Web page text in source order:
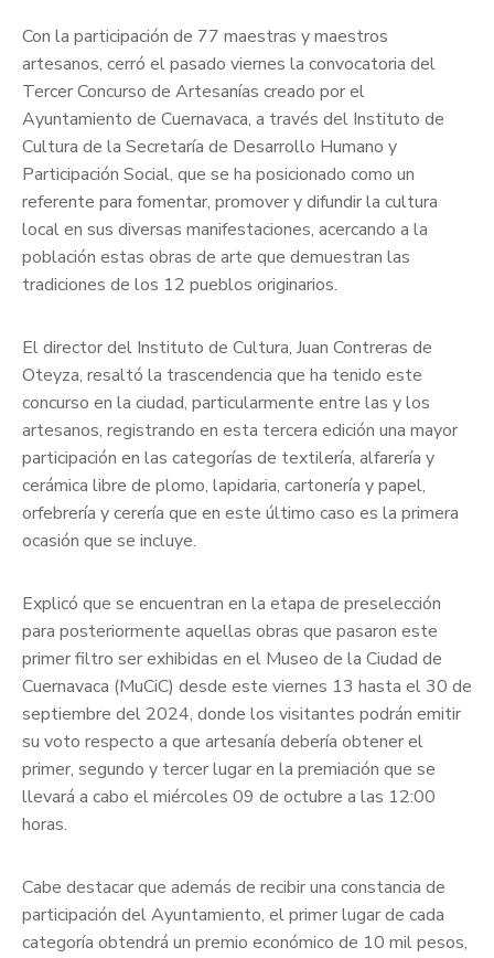
Con la participación de 77 maestras y maestros
artesanos, cerró el pasado viernes la convocatoria del
Tercer Concurso de Artesanías creado por el
Ayuntamiento de Cuernavaca, a través del Instituto de
Cultura de la Secretaría de Desarrollo Humano y
Participación Social, que se ha posicionado como un
referente para fomentar, promover y difundir la cultura
local en sus diversas manifestaciones, acercando a la
población estas obras de arte que demuestran las
tradiciones de los 12 pueblos originarios.
El director del Instituto de Cultura, Juan Contreras de
Oteyza, resaltó la trascendencia que ha tenido este
concurso en la ciudad, particularmente entre las y los
artesanos, registrando en esta tercera edición una mayor
participación en las categorías de textilería, alfarería y
cerámica libre de plomo, lapidaria, cartonería y papel,
orfebrería y cerería que en este último caso es la primera
ocasión que se incluye.
Explicó que se encuentran en la etapa de preselección
para posteriormente aquellas obras que pasaron este
primer filtro ser exhibidas en el Museo de la Ciudad de
Cuernavaca (MuCiC) desde este viernes 13 hasta el 30 de
septiembre del 2024, donde los visitantes podrán emitir
su voto respecto a que artesanía debería obtener el
primer, segundo y tercer lugar en la premiación que se
llevará a cabo el miércoles 09 de octubre a las 12:00
horas.
Cabe destacar que además de recibir una constancia de
participación del Ayuntamiento, el primer lugar de cada
categoría obtendrá un premio económico de 10 mil pesos,